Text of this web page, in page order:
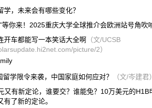
学，未来会有哪些变化？
等你来！2025重庆大学全球推介会欧洲站号角吹
开车都能写一本笑话大全啊 （文/UCSB
picture/2）
学限令来袭，中国家庭如何应对？
（文/岑建君
又有新定论，谁要交？谁能免？10万美元的H1B
了新的定论。